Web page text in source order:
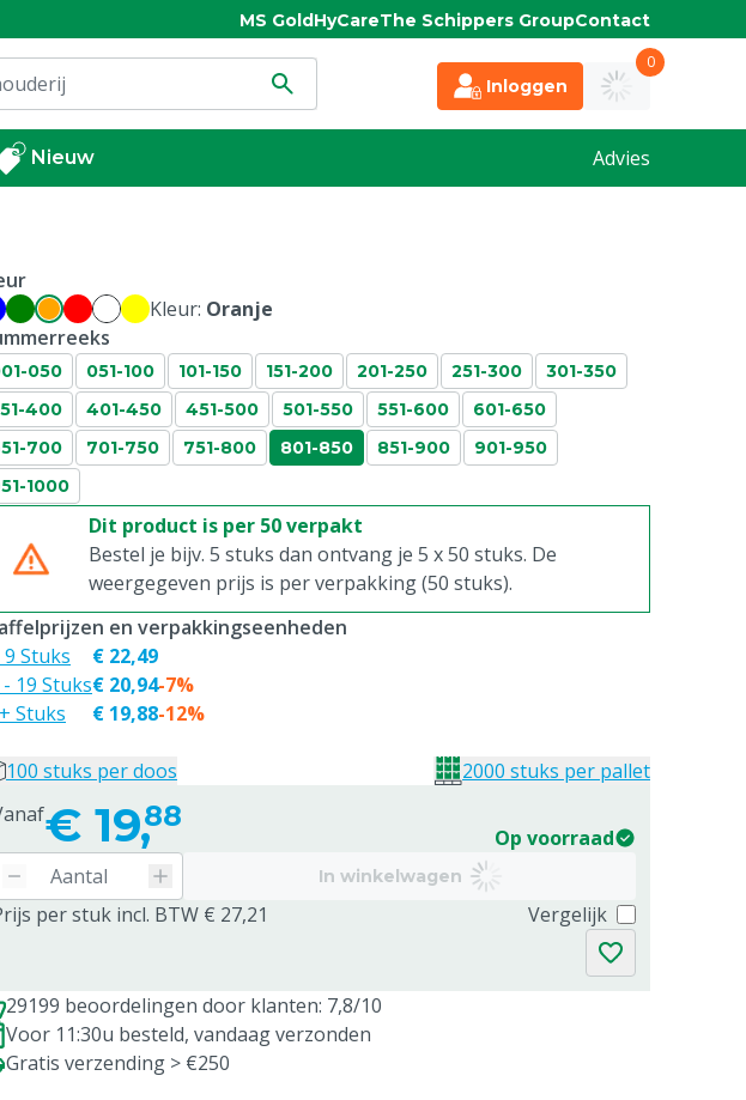
MS GoldHyCareThe Schippers GroupContact
Inloggen
0
Nieuw Advies
Kleur: Oranje
050 051-100 101-150 151-200 201-250 251-300
301-350
400
401-450 451-500 501-550 551-600
601-650
700
701-750 751-800 801-850 851-900
901-950
1000
Dit product is per 50 verpakt
Bestel je bijv. 5 stuks dan ontvang je 5 x 50 stuks. De
weergegeven prijs is per verpakking (50 stuks).
€ 19,88
Op voorraad
In winkelwagen
per stuk incl. BTW € 27,21 Vergelijk
en verpakkingseenheden
9 Stuks
- 19 Stuks
Stuks
€ 22,49
€ 20,94
€ 19,88
-7%
-12%
100 stuks per doos 2000 stuks per pallet
29199 beoordelingen door klanten: 7,8/10
Voor 11:30u besteld, vandaag verzonden
Gratis verzending > €250